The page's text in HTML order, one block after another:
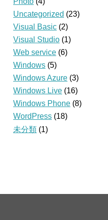
Uncategorized (23)
Visual Basic (2)
Visual Studio (1)
Web service (6)
Windows (5)
Windows Azure (3)
Windows Live (16)
Windows Phone (8)
WordPress (18)
未分類 (1)